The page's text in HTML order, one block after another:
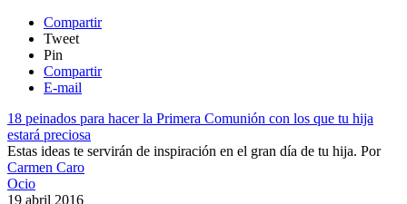
Compartir
Tweet
Pin
Compartir
E-mail
18 peinados para hacer la Primera Comunión con los que tu hija
estará preciosa
Estas ideas te servirán de inspiración en el gran día de tu hija. Por
Carmen Caro
Ocio
19 abril 2016